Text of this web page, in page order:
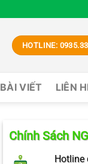
HOTLINE:
BÀI VIẾT LIÊN
Chính Sách
Hotline